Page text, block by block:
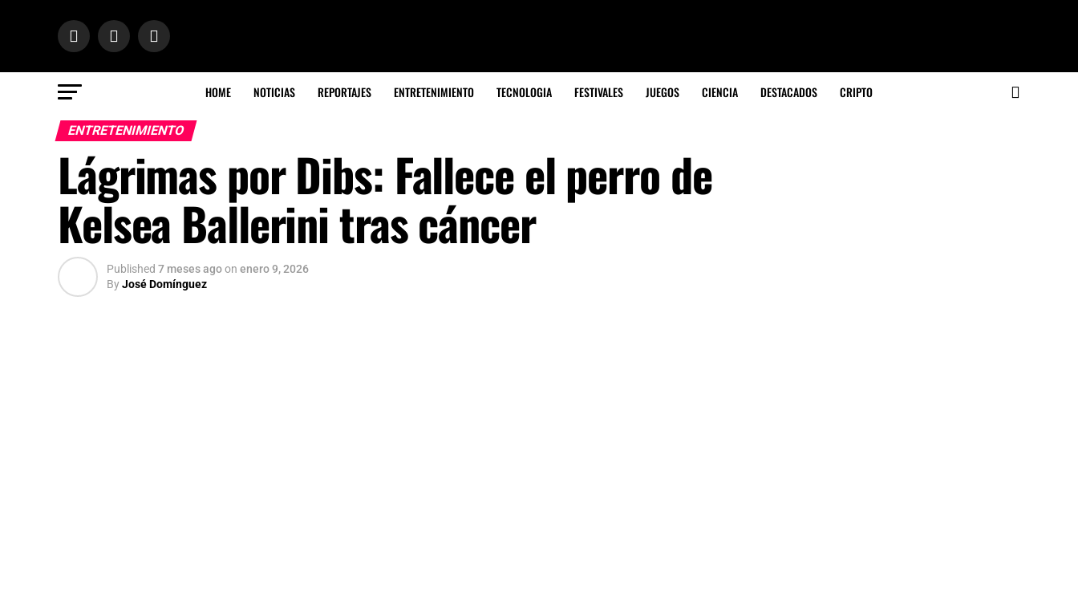
HOME NOTICIAS REPORTAJES ENTRETENIMIENTO TECNOLOGIA FESTIVALES JUEGOS CIENCIA DESTACADOS CRIPTO
ENTRETENIMIENTO
Lágrimas por Dibs: Fallece el perro de
Kelsea Ballerini tras cáncer
Published 7 meses agoon enero 9, 2026
ByJosé Domínguez